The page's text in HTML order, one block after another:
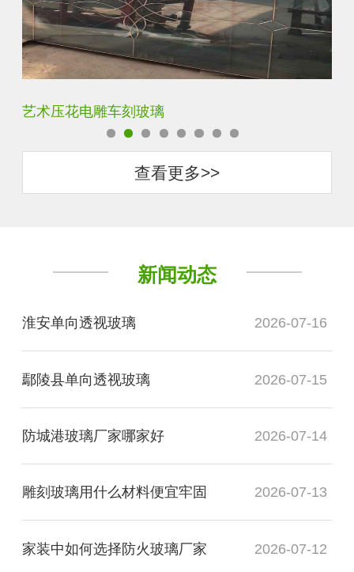
菱形镜面酒店车刻玻璃
查看更多>>
新闻动态
淮安单向透视玻璃 2026-07-16
鄢陵县单向透视玻璃 2026-07-15
防城港玻璃厂家哪家好 2026-07-14
雕刻玻璃用什么材料便宜牢固 2026-07-13
家装中如何选择防火玻璃厂家 2026-07-12